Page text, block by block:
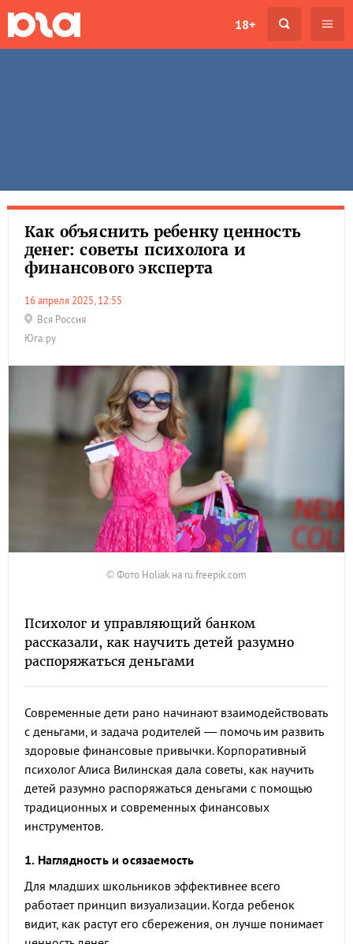
18+
Как объяснить ребенку ценность
денег: советы психолога и
финансового эксперта
16 апреля 2025, 12:55
Вся Россия
Юга.ру
© Фото Holiak на ru.freepik.com
Психолог и управляющий банком
рассказали, как научить детей разумно
распоряжаться деньгами
Современные дети рано начинают взаимодействовать
с деньгами, и задача родителей — помочь им развить
здоровые финансовые привычки. Корпоративный
психолог Алиса Вилинская дала советы, как научить
детей разумно распоряжаться деньгами с помощью
традиционных и современных финансовых
инструментов.
1. Наглядность и осязаемость
Для младших школьников эффективнее всего
работает принцип визуализации. Когда ребенок
видит, как растут его сбережения, он лучше понимает